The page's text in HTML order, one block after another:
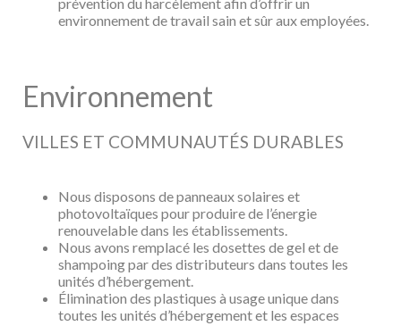
environnement de travail sain et sûr aux employées.
Environnement
VILLES ET COMMUNAUTÉS DURABLES
Nous disposons de panneaux solaires et
photovoltaïques pour produire de l’énergie
renouvelable dans les établissements.
Nous avons remplacé les dosettes de gel et de
shampoing par des distributeurs dans toutes les
unités d’hébergement.
Élimination des plastiques à usage unique dans
toutes les unités d’hébergement et les espaces